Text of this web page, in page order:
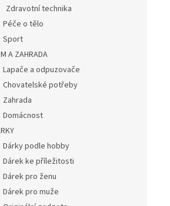
Zdravotní technika
Péče o tělo
Sport
A ZAHRADA
Lapače a odpuzovače
Chovatelské potřeby
Zahrada
Domácnost
Dárky podle hobby
Dárek ke příležitosti
Dárek pro ženu
Dárek pro muže